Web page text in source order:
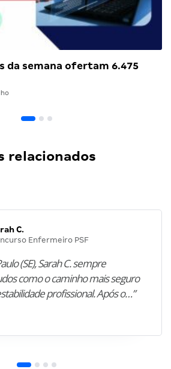
da semana ofertam 6.475
relacionados
C.
Enfermeiro PSF
(SE), Sarah C. sempre
como o caminho mais seguro
profissional. Após o…”